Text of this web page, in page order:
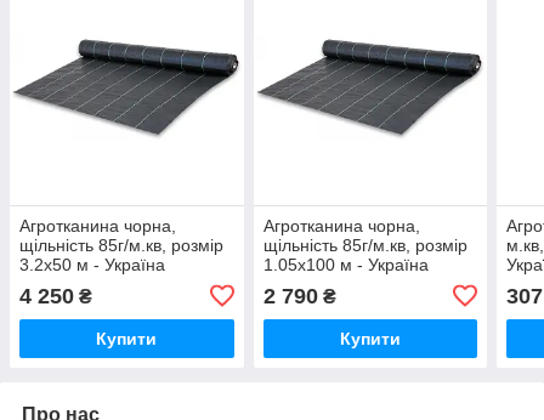
Агротканина чорна,
щільність 85г/м.кв, розмір
3.2х50 м - Україна
4 250 ₴
Купити
Агротканина чорна,
щільність 85г/м.кв, розмір
1.05х100 м - Україна
2 790₴
Купити
307
Про нас